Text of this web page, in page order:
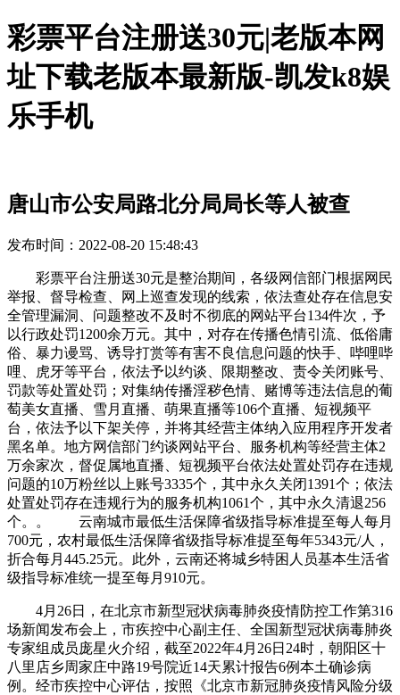
彩票平台注册送30元|老版本网
址下载老版本最新版-凯发k8娱
乐手机
唐山市公安局路北分局局长等人被查
发布时间：2022-08-20 15:48:43
彩票平台注册送30元是整治期间，各级网信部门根据网民
举报、督导检查、网上巡查发现的线索，依法查处存在信息安
全管理漏洞、问题整改不及时不彻底的网站平台134件次，予
以行政处罚1200余万元。其中，对存在传播色情引流、低俗庸
俗、暴力谩骂、诱导打赏等有害不良信息问题的快手、哔哩哔
哩、虎牙等平台，依法予以约谈、限期整改、责令关闭账号、
罚款等处置处罚；对集纳传播淫秽色情、赌博等违法信息的葡
萄美女直播、雪月直播、萌果直播等106个直播、短视频平
台，依法予以下架关停，并将其经营主体纳入应用程序开发者
黑名单。地方网信部门约谈网站平台、服务机构等经营主体2
万余家次，督促属地直播、短视频平台依法处置处罚存在违规
问题的10万粉丝以上账号3335个，其中永久关闭1391个；依法
处置处罚存在违规行为的服务机构1061个，其中永久清退256
个。。 云南城市最低生活保障省级指导标准提至每人每月
700元，农村最低生活保障省级指导标准提至每年5343元/人，
折合每月445.25元。此外，云南还将城乡特困人员基本生活省
级指导标准统一提至每月910元。
4月26日，在北京市新型冠状病毒肺炎疫情防控工作第316
场新闻发布会上，市疾控中心副主任、全国新型冠状病毒肺炎
专家组成员庞星火介绍，截至2022年4月26日24时，朝阳区十
八里店乡周家庄中路19号院近14天累计报告6例本土确诊病
例。经市疾控中心评估，按照《北京市新冠肺炎疫情风险分级